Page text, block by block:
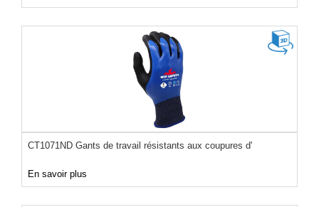
CT1071ND Gants de travail résistants aux coupures d'
En savoir plus